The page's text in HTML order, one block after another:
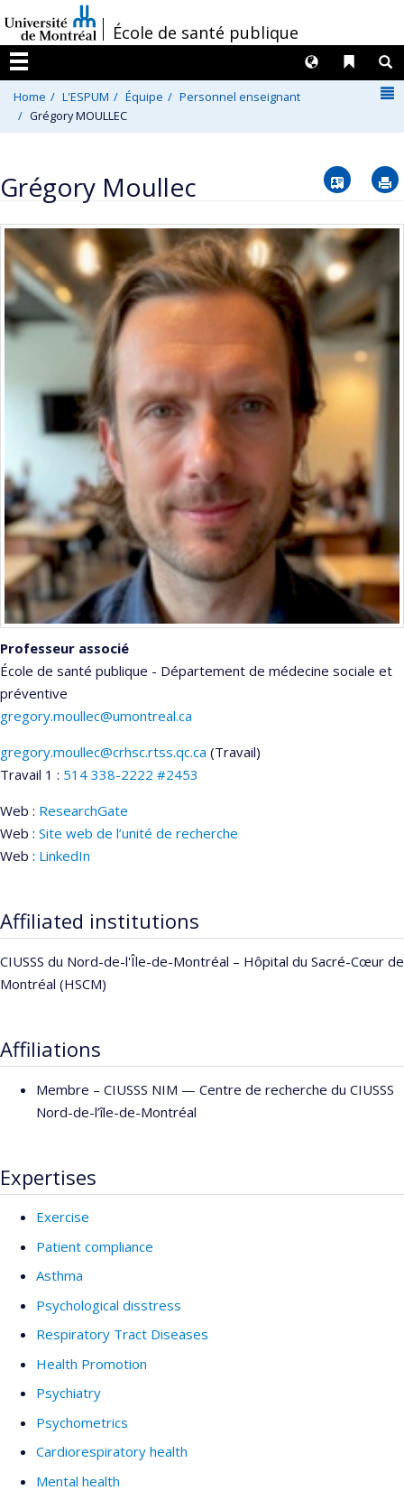
au
contenu
/École de santé publique
Menu
Liens
Langues
Home L'ESPUM Équipe
Personnel enseignant
Grégory MOULLEC
Grégory Moullec Vcard
Professeur associé
École de santé publique - Département de médecine sociale et
préventive
gregory.moullec@umontreal.ca
Courriels
gregory.moullec@crhsc.rtss.qc.ca (Travail)
Travail 1 : 514 338-2222 #2453
Web : ResearchGate
Web : Site web de l’unité de recherche
Web : LinkedIn
Affiliated institutions
CIUSSS du Nord-de-l'Île-de-Montréal – Hôpital du Sacré-Cœur de
Montréal (HSCM)
Affiliations
Membre – CIUSSS NIM — Centre de recherche du CIUSSS
Nord-de-l’île-de-Montréal
Expertises
Exercise
Patient compliance
Asthma
Psychological disstress
Respiratory Tract Diseases
Health Promotion
Psychiatry
Psychometrics
Cardiorespiratory health
Mental health